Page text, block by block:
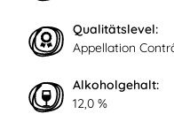
Qualitätslevel:
Appellation
Alkoholgehalt:
12,0 %